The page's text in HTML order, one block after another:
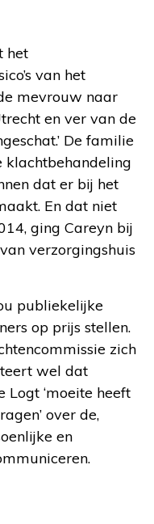
het
van het
mevrouw naar
en ver van de
De familie
klachtbehandeling
dat er bij het
En dat niet
ging Careyn bij
verzorgingshuis
publiekelijke
op prijs stellen.
zich
wel dat
Logt ‘moeite heeft
over de,
en